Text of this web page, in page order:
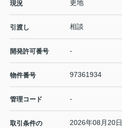
現況 更地
引渡し 相談
開発許可番号 -
物件番号 97361934
管理コード -
取引条件の
2026年08月20日